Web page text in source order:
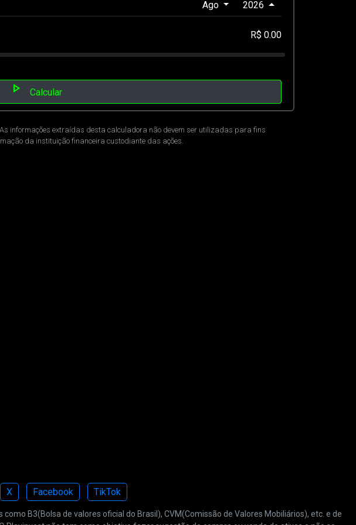
2026
Ago
R$ 0.00
play_arrow Calcular
informações extraídas desta calculadora não devem ser utilizadas para fins
da instituição financeira custodiante das ações.
X Facebook TikTok
B3(Bolsa de valores oficial do Brasil), CVM(Comissão de Valores Mobiliários), etc. e de